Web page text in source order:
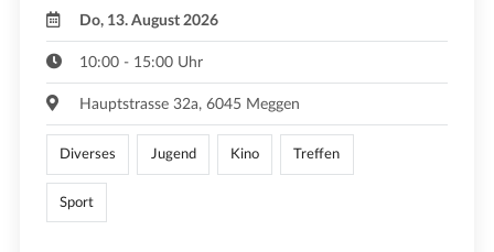
Do, 13. August 2026
10:00 - 15:00 Uhr
Hauptstrasse 32a, 6045 Meggen
Diverses Jugend Kino Treffen
Sport